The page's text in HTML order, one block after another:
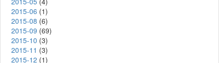
2015-06 (1)
2015-08 (6)
2015-09 (69)
2015-10 (3)
2015-11 (3)
2015-12 (1)